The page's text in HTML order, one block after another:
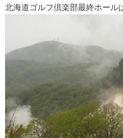
北海道ゴルフ倶楽部最終ホール